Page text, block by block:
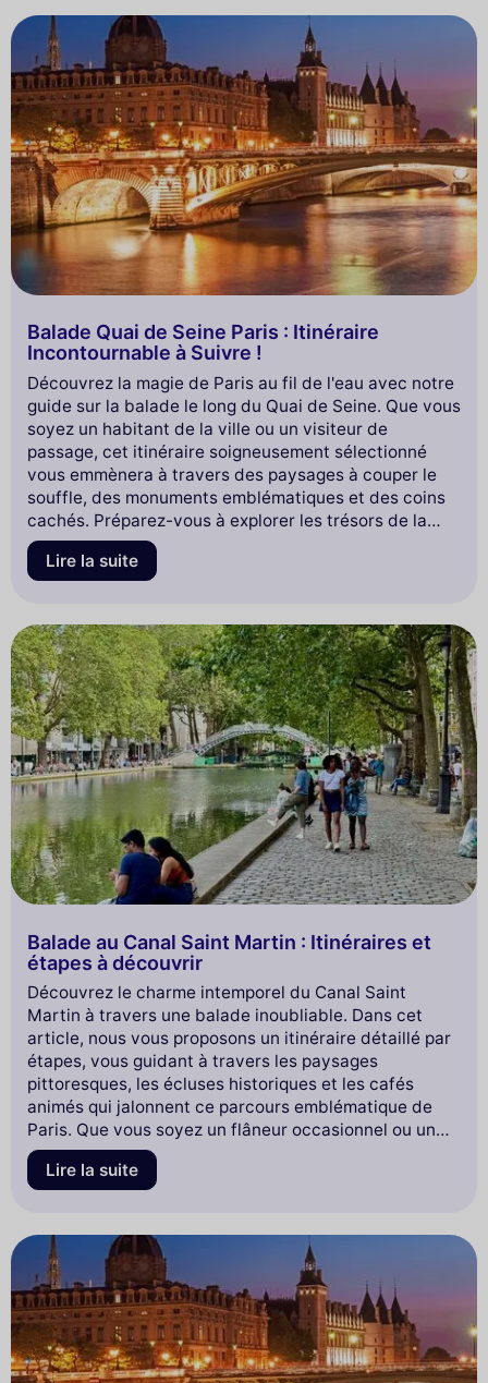
Balade Quai de Seine Paris : Itinéraire
Incontournable à Suivre !
Découvrez la magie de Paris au fil de l'eau avec notre
guide sur la balade le long du Quai de Seine. Que vous
soyez un habitant de la ville ou un visiteur de
passage, cet itinéraire soigneusement sélectionné
vous emmènera à travers des paysages à couper le
souffle, des monuments emblématiques et des coins
cachés. Préparez-vous à explorer les trésors de la
Seine tout en savourant l'atmosphère unique de la
capitale française. Lisez la suite pour planifier votre
Lire la suite
Balade au Canal Saint Martin : Itinéraires et
étapes à découvrir
Découvrez le charme intemporel du Canal Saint
Martin à travers une balade inoubliable. Dans cet
article, nous vous proposons un itinéraire détaillé par
étapes, vous guidant à travers les paysages
pittoresques, les écluses historiques et les cafés
animés qui jalonnent ce parcours emblématique de
Paris. Que vous soyez un flâneur occasionnel ou un
passionné d'histoire, cette promenade vous révélera
les secrets cachés de ce quartier vibrant.
Lire la suite